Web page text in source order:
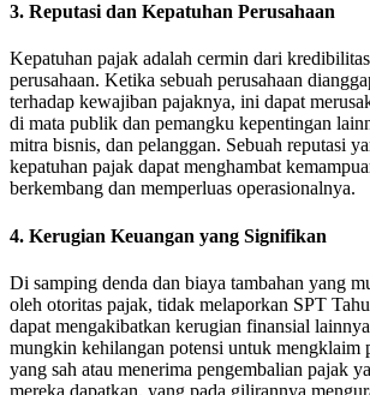
3. Reputasi dan Kepatuhan Perusahaan
Kepatuhan pajak adalah cermin dari
perusahaan. Ketika sebuah perusahaan
terhadap kewajiban pajaknya, ini dapat
di mata publik dan pemangku kepentingan
mitra bisnis, dan pelanggan. Sebuah reputasi
kepatuhan pajak dapat menghambat
berkembang dan memperluas operasionalnya.
4. Kerugian Keuangan yang Signifikan
Di samping denda dan biaya tambahan yang
oleh otoritas pajak, tidak melaporkan SPT
dapat mengakibatkan kerugian finansial
mungkin kehilangan potensi untuk mengklaim
yang sah atau menerima pengembalian pajak
mereka dapatkan, yang pada gilirannya